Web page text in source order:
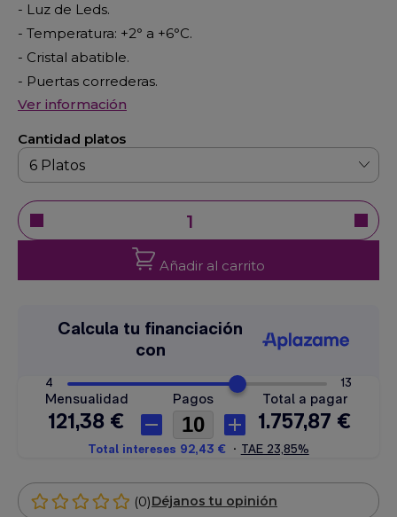
- Luz de Leds.
- Temperatura: +2° a +6°C.
- Cristal abatible.
- Puertas correderas.
Ver información
Cantidad platos
Añadir al carrito
(0)Déjanos tu opinión